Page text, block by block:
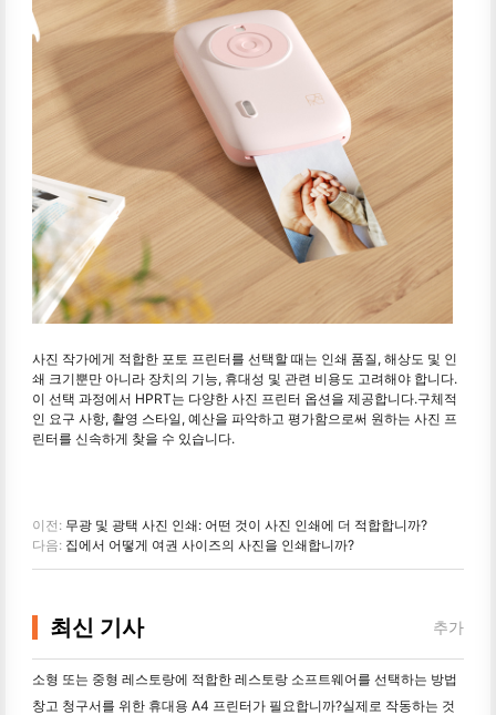
사진 작가에게 적합한 포토 프린터를 선택할 때는 인쇄 품질, 해상도 및 인
쇄 크기뿐만 아니라 장치의 기능, 휴대성 및 관련 비용도 고려해야 합니다.
이 선택 과정에서 HPRT는 다양한 사진 프린터 옵션을 제공합니다.구체적
인 요구 사항, 촬영 스타일, 예산을 파악하고 평가함으로써 원하는 사진 프
린터를 신속하게 찾을 수 있습니다.
이전: 무광 및 광택 사진 인쇄: 어떤 것이 사진 인쇄에 더 적합합니까?
다음: 집에서 어떻게 여권 사이즈의 사진을 인쇄합니까?
최신 기사 추가
소형 또는 중형 레스토랑에 적합한 레스토랑 소프트웨어를 선택하는 방법
창고 청구서를 위한 휴대용 A4 프린터가 필요합니까?실제로 작동하는 것